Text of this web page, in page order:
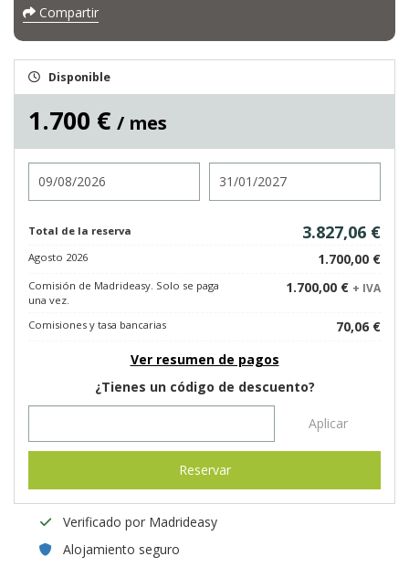
Compartir
Disponible
1.700 € / mes
Total de la reserva 3.827,06 €
Agosto 2026 1.700,00 €
Comisión de Madrideasy. Solo se paga
una vez.
1.700,00 € + IVA
Comisiones y tasa bancarias
70,06 €
Ver resumen de pagos
¿Tienes un código de descuento?
Aplicar
Reservar
Verificado por Madrideasy
Alojamiento seguro